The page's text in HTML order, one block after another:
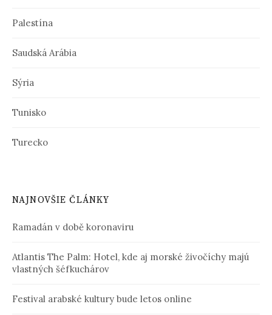
Palestína
Saudská Arábia
Sýria
Tunisko
Turecko
NAJNOVŠIE ČLÁNKY
Ramadán v době koronaviru
Atlantis The Palm: Hotel, kde aj morské živočíchy majú
vlastných šéfkuchárov
Festival arabské kultury bude letos online